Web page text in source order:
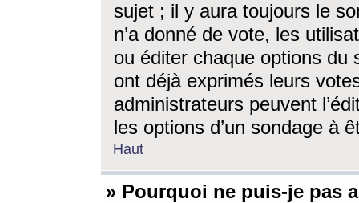
sujet ; il y aura toujours le
n’a donné de vote, les
ou éditer chaque options du
ont déjà exprimés leurs
administrateurs peuvent
les options d’un sondage à
Haut
» Pourquoi ne puis-je pas